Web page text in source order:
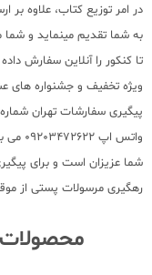
در امر توزیع کتاب، علاوه
به شما تقدیم مینماید و شما
تا کنکور را آنلاین سفارش
ویژه تخفیف و جشنواره های
شما عزیزان است و برای
رهگیری مرسولات پستی از
محصولات